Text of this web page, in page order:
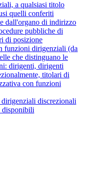
a qualsiasi titolo
quelli conferiti
dall'organo di indirizzo
pubbliche di
di posizione
funzioni dirigenziali (da
che distinguano le
dirigenti, dirigenti
titolari di
con funzioni
discrezionali
disponibili